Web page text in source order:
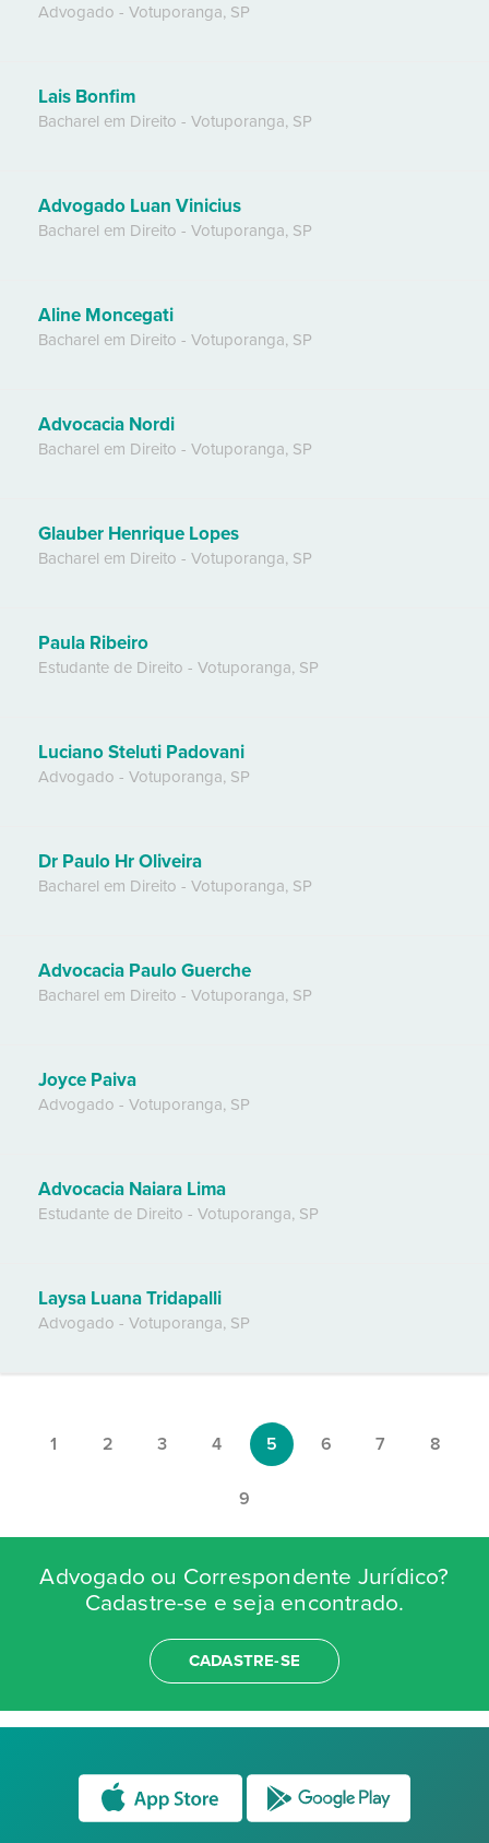
Advogado - Votuporanga, SP
Lais Bonfim
Bacharel em Direito - Votuporanga, SP
Advogado Luan Vinicius
Bacharel em Direito - Votuporanga, SP
Aline Moncegati
Bacharel em Direito - Votuporanga, SP
Advocacia Nordi
Bacharel em Direito - Votuporanga, SP
Glauber Henrique Lopes
Bacharel em Direito - Votuporanga, SP
Paula Ribeiro
Estudante de Direito - Votuporanga, SP
Luciano Steluti Padovani
Advogado - Votuporanga, SP
Dr Paulo Hr Oliveira
Bacharel em Direito - Votuporanga, SP
Advocacia Paulo Guerche
Bacharel em Direito - Votuporanga, SP
Joyce Paiva
Advogado - Votuporanga, SP
Advocacia Naiara Lima
Estudante de Direito - Votuporanga, SP
Laysa Luana Tridapalli
Advogado - Votuporanga, SP
1 2 3 4 5 6 7 8
9
Advogado ou Correspondente Jurídico?
Cadastre-se e seja encontrado.
CADASTRE-SE